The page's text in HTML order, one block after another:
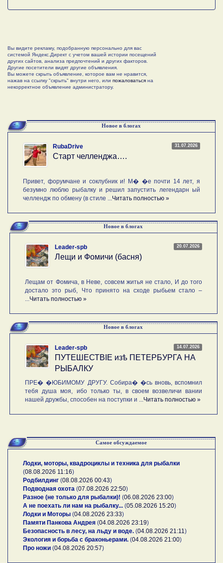
Вы видите рекламу, подобранную персонально для вас
системой Яндекс.Директ с учетом вашей истории посещений
других сайтов, анализа предпочтений и других факторов.
Другие посетители видят другие объявления.
Вы можете скрыть объявление, которое вам не нравится,
нажав на ссылку "скрыть" внутри него, или пожаловаться на
некорректное объявление администратору.
Новое в блогах
31.07.2026
RubaDrive
Старт челленджа….
Привет, форумчане и соклубник и! М� �е почти 14 лет, я
безумно люблю рыбалку и решил запустить легендарн ый
челлендж по обмену (в стиле ...Читать полностью »
Новое в блогах
20.07.2026
Leader-spb
Лещи и Фомичи (басня)
Лещам от Фомича, в Неве, совсем житья не стало, И до того
достало это рыб, Что принято на сходе рыбьем стало –
...Читать полностью »
Новое в блогах
14.07.2026
Leader-spb
ПУТЕШЕСТВIE изѣ ПЕТЕРБУРГА НА
РЫБАЛКУ
ПРЕ� �ЮБИМОМУ ДРУГУ. Собира� �сь вновь, вспомнил
тебя душа моя, ибо только ты, в своем возвеличи вании
нашей дружбы, способен на поступки и ...Читать полностью »
Самое обсуждаемое
Лодки, моторы, квадроциклы и техника для рыбалки
(08.08.2026 11:16)
Родбилдинг (08.08.2026 00:43)
Подводная охота (07.08.2026 22:50)
Разное (не только для рыбалки)! (06.08.2026 23:00)
А не поехать ли нам на рыбалку... (05.08.2026 15:20)
Лодки и Моторы (04.08.2026 23:33)
Памяти Панкова Андрея (04.08.2026 23:19)
Безопасность в лесу, на льду и воде. (04.08.2026 21:11)
Экология и борьба с браконьерами. (04.08.2026 21:00)
Про ножи (04.08.2026 20:57)